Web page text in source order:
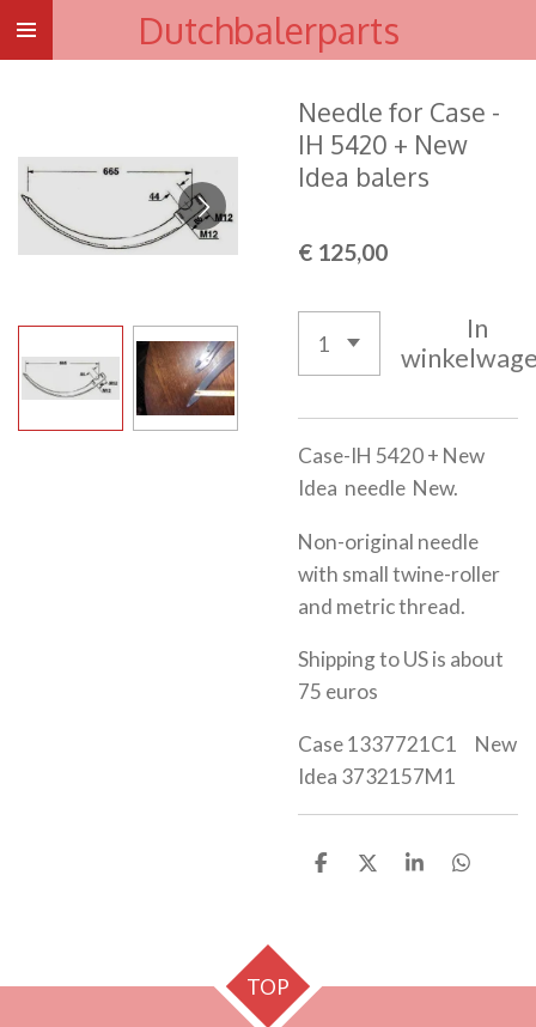
Ga
direct
hoofdinhoud
Dutchbalerparts
Needle for Case -
IH 5420 + New
Idea balers
€ 125,00
In
Case-IH 5420 + New
Idea needle New.
Non-original needle
with small twine-roller
and metric thread.
Shipping to US is about
75 euros
Case 1337721C1 New
Idea 3732157M1
D
D
S
D
TOP